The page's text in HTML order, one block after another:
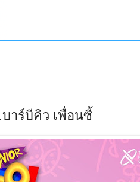
บาร์บีคิว เพื่อนซี้